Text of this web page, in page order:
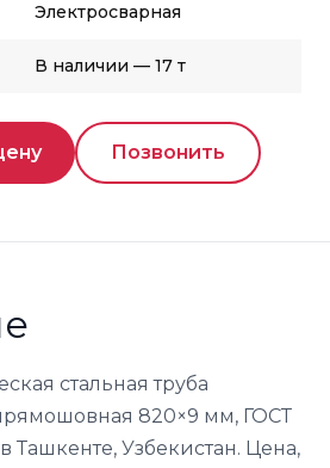
Электросварная
В наличии — 17 т
Позвонить
стальная труба
820×9 мм, ГОСТ
Ташкенте, Узбекистан. Цена,